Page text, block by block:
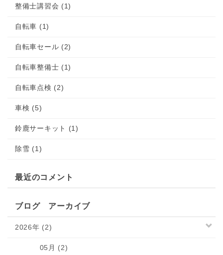
整備士講習会 (1)
自転車 (1)
自転車セール (2)
自転車整備士 (1)
自転車点検 (2)
車検 (5)
鈴鹿サーキット (1)
除雪 (1)
最近のコメント
ブログ アーカイブ
2026年 (2)
05月 (2)